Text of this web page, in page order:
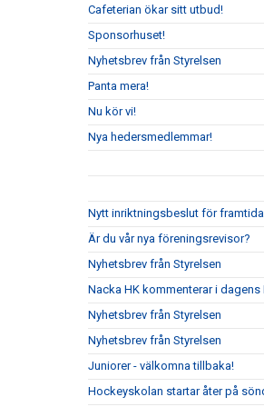
Cafeterian ökar sitt utbud!
Sponsorhuset!
Nyhetsbrev från Styrelsen
Panta mera!
Nu kör vi!
Nya hedersmedlemmar!
Nytt inriktningsbeslut för
Är du vår nya föreningsrevisor?
Nyhetsbrev från Styrelsen
Nacka HK kommenterar i dagens
Nyhetsbrev från Styrelsen
Nyhetsbrev från Styrelsen
Juniorer - välkomna tillbaka!
Hockeyskolan startar åter på